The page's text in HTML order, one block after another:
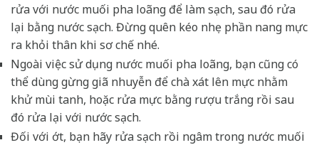
rửa với nước muối pha loãng để làm sạch, sau đó rửa
lại bằng nước sạch. Đừng quên kéo nhẹ phần nang mực
ra khỏi thân khi sơ chế nhé.
Ngoài việc sử dụng nước muối pha loãng, bạn cũng có
thể dùng gừng giã nhuyễn để chà xát lên mực nhằm
khử mùi tanh, hoặc rửa mực bằng rượu trắng rồi sau
đó rửa lại với nước sạch.
Đối với ớt, bạn hãy rửa sạch rồi ngâm trong nước muối